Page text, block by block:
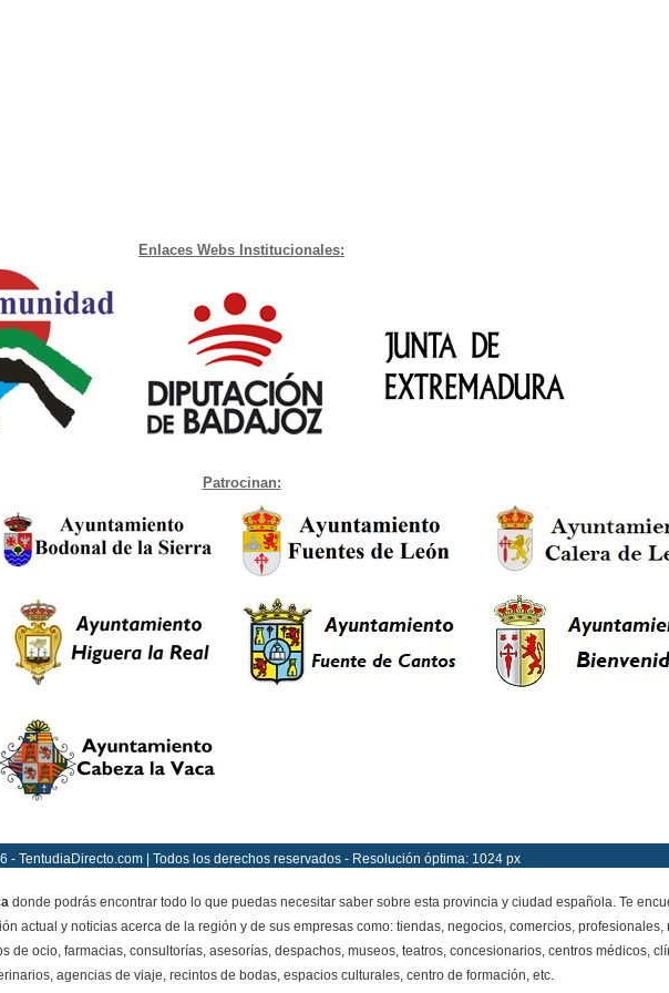
Enlaces Webs Institucionales:
Patrocinan:
- TentudiaDirecto.com | Todos los derechos reservados - Resolución óptima: 1024 px
donde podrás encontrar todo lo que puedas necesitar saber sobre esta provincia y ciudad española. Te
actual y noticias acerca de la región y de sus empresas como: tiendas, negocios, comercios, profesionales,
de ocio, farmacias, consultorías, asesorías, despachos, museos, teatros, concesionarios, centros médicos,
agencias de viaje, recintos de bodas, espacios culturales, centro de formación, etc.